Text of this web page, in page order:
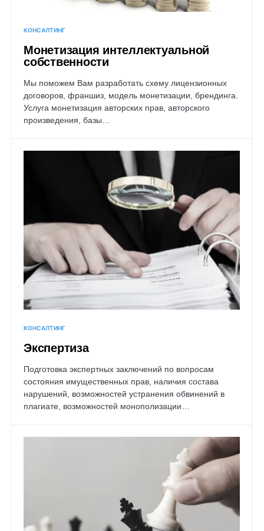
КОНСАЛТИНГ
Монетизация интеллектуальной
собственности
Мы поможем Вам разработать схему лицензионных
договоров, франшиз, модель монетизации, брендинга.
Услуга монетизация авторских прав, авторского
произведения, базы…
КОНСАЛТИНГ
Экспертиза
Подготовка экспертных заключений по вопросам
состояния имущественных прав, наличия состава
нарушений, возможностей устранения обвинений в
плагиате, возможностей монополизации…